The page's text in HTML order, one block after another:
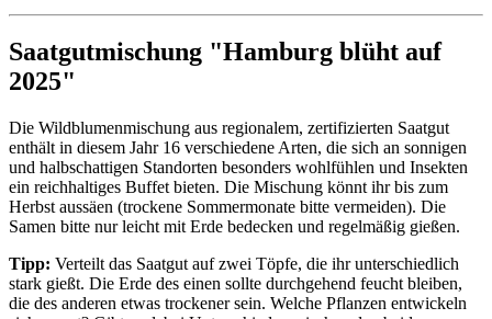
Saatgutmischung "Hamburg blüht auf
2025"
Die Wildblumenmischung aus regionalem, zertifizierten Saatgut
enthält in diesem Jahr 16 verschiedene Arten, die sich an sonnigen
und halbschattigen Standorten besonders wohlfühlen und Insekten
ein reichhaltiges Buffet bieten. Die Mischung könnt ihr bis zum
Herbst aussäen (trockene Sommermonate bitte vermeiden). Die
Samen bitte nur leicht mit Erde bedecken und regelmäßig gießen.
Tipp: Verteilt das Saatgut auf zwei Töpfe, die ihr unterschiedlich
stark gießt. Die Erde des einen sollte durchgehend feucht bleiben,
die des anderen etwas trockener sein. Welche Pflanzen entwickeln